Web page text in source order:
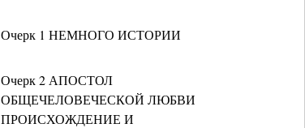
Очерк 1 НЕМНОГО ИСТОРИИ
Очерк 2 АПОСТОЛ
ОБЩЕЧЕЛОВЕЧЕСКОЙ ЛЮБВИ
ПРОИСХОЖДЕНИЕ И